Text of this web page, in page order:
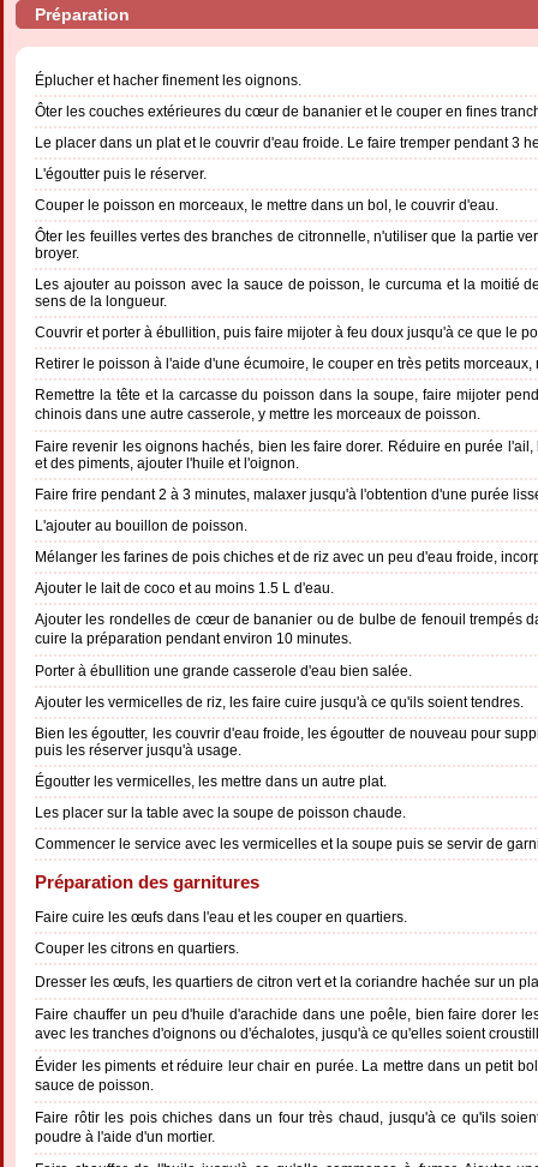
Préparation
Éplucher et hacher finement les oignons.
Ôter les couches extérieures du cœur de bananier et le couper en fines
Le placer dans un plat et le couvrir d'eau froide. Le faire tremper pendant 3
L'égoutter puis le réserver.
Couper le poisson en morceaux, le mettre dans un bol, le couvrir d'eau.
Ôter les feuilles vertes des branches de citronnelle, n'utiliser que la partie
broyer.
Les ajouter au poisson avec la sauce de poisson, le curcuma et la moitié
sens de la longueur.
Couvrir et porter à ébullition, puis faire mijoter à feu doux jusqu'à ce que le
Retirer le poisson à l'aide d'une écumoire, le couper en très petits morceaux,
Remettre la tête et la carcasse du poisson dans la soupe, faire mijoter
chinois dans une autre casserole, y mettre les morceaux de poisson.
Faire revenir les oignons hachés, bien les faire dorer. Réduire en purée
et des piments, ajouter l'huile et l'oignon.
Faire frire pendant 2 à 3 minutes, malaxer jusqu'à l'obtention d'une purée
L'ajouter au bouillon de poisson.
Mélanger les farines de pois chiches et de riz avec un peu d'eau froide,
Ajouter le lait de coco et au moins 1.5 L d'eau.
Ajouter les rondelles de cœur de bananier ou de bulbe de fenouil trempés
cuire la préparation pendant environ 10 minutes.
Porter à ébullition une grande casserole d'eau bien salée.
Ajouter les vermicelles de riz, les faire cuire jusqu'à ce qu'ils soient tendres.
Bien les égoutter, les couvrir d'eau froide, les égoutter de nouveau pour
puis les réserver jusqu'à usage.
Égoutter les vermicelles, les mettre dans un autre plat.
Les placer sur la table avec la soupe de poisson chaude.
Commencer le service avec les vermicelles et la soupe puis se servir de
Préparation des garnitures
Faire cuire les œufs dans l'eau et les couper en quartiers.
Couper les citrons en quartiers.
Dresser les œufs, les quartiers de citron vert et la coriandre hachée sur un
Faire chauffer un peu d'huile d'arachide dans une poêle, bien faire dorer
avec les tranches d'oignons ou d'échalotes, jusqu'à ce qu'elles soient
Évider les piments et réduire leur chair en purée. La mettre dans un petit
sauce de poisson.
Faire rôtir les pois chiches dans un four très chaud, jusqu'à ce qu'ils
poudre à l'aide d'un mortier.